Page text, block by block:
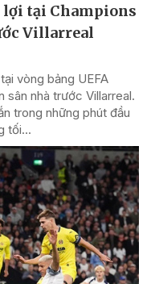
tại Champions
Villarreal
vòng bảng UEFA
sân nhà trước Villarreal.
trong những phút đầu
tối...